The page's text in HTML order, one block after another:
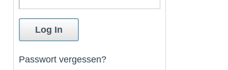
Passwort vergessen?